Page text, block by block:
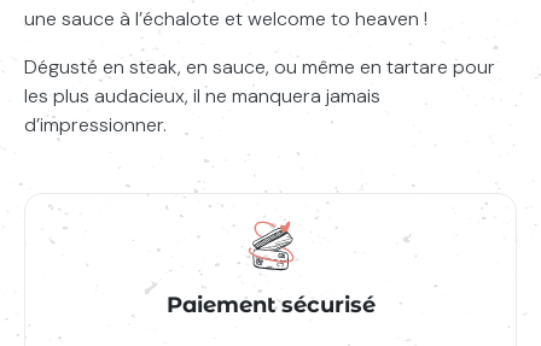
une sauce à l’échalote etwelcome to heaven !
Dégusté en steak, en sauce, ou même en tartare pour
les plus audacieux, il ne manquera jamais
d’impressionner.
Paiement sécurisé